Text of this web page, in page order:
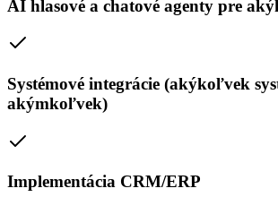
AI hlasové a chatové agenty pre
Systémové integrácie (akýkoľvek
akýmkoľvek)
Implementácia CRM/ERP